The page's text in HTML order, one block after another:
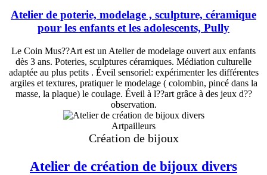
Atelier de poterie, modelage , sculpture, céramique
pour les enfants et les adolescents, Pully
Le Coin Mus??Art est un Atelier de modelage ouvert aux enfants
dès 3 ans. Poteries, sculptures céramiques. Médiation culturelle
adaptée au plus petits . Éveil sensoriel: expérimenter les différentes
argiles et textures, pratiquer le modelage ( colombin, pincé dans la
masse, la plaque) le coulage. Éveil à l??art grâce à des jeux d??
observation.
Artpailleurs
Création de bijoux
Atelier de création de bijoux divers